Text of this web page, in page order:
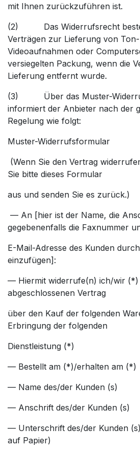
mit Ihnen zurückzuführen ist.
(2) Das Widerrufsrecht
Verträgen zur Lieferung von
Videoaufnahmen oder
versiegelten Packung, wenn die
Lieferung entfernt wurde.
(3) Über das Muster-
informiert der Anbieter nach der
Regelung wie folgt:
Muster-Widerrufsformular
(Wenn Sie den Vertrag
Sie bitte dieses Formular
aus und senden Sie es zurück.)
— An [hier ist der Name, die
gegebenenfalls die Faxnummer
E-Mail-Adresse des Kunden
einzufügen]:
— Hiermit widerrufe(n) ich/wir
abgeschlossenen Vertrag
über den Kauf der folgenden
Erbringung der folgenden
Dienstleistung (*)
— Bestellt am (*)/erhalten am (*)
— Name des/der Kunden (s)
— Anschrift des/der Kunden (s)
— Unterschrift des/der Kunden
auf Papier)